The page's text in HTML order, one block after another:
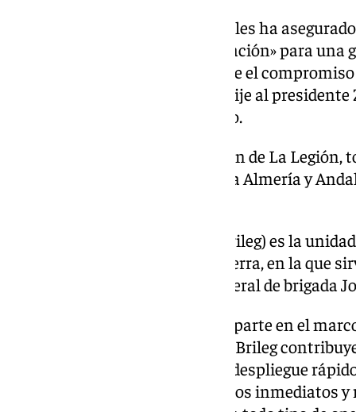
A los combatientes ucranianos les ha
«van a encontrar la mejor formación» para una
que termine «pronto», y en la que el
«total y absoluto, tal y como le dije al
la reunión del grupo de contacto.
Así, ha reconocido la implicación de La Legión,
agradecimiento a Viator y a toda Almería y
La Brigada ‘Rey Alfonso XIII’ (Brileg) es la
un referente en el Ejército de Tierra, en la que
mujeres), bajo el mando del general de brigada
Además de la formación que imparte en el
Asistencia Militar a Ucrania, la Brileg
la generación de una Fuerza de despliegue
Force -ARF) para lograr resultados inmediatos